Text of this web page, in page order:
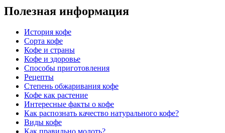
Полезная информация
История кофе
Сорта кофе
Кофе и страны
Кофе и здоровье
Способы приготовления
Рецепты
Степень обжаривания кофе
Кофе как растение
Интересные факты о кофе
Как распознать качество натурального кофе?
Виды кофе